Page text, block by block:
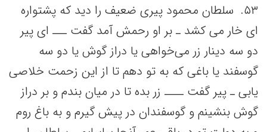
۵٣. سلطان محمود پیری ضعیف‌ را دید که‌ پشتواره
ای خار می‌ کشد ـ بر او رحمش‌ آمد گفت‌ ـــ ای پیر
دو سه‌ دینار زر می‌خواهی‌ یا دراز گوش یا دو سه‌
گوسفند یا باغی‌ که‌ به‌ تو دهم‌ تا از این‌ زحمت‌ خلاصی‌
یابی‌ ـ پیر گفت‌ ــــ زر بده تا در میان بندم و بر دراز
گوش بنشینم‌ و گوسفندان در پیش‌ گیرم و به‌ باغ روم